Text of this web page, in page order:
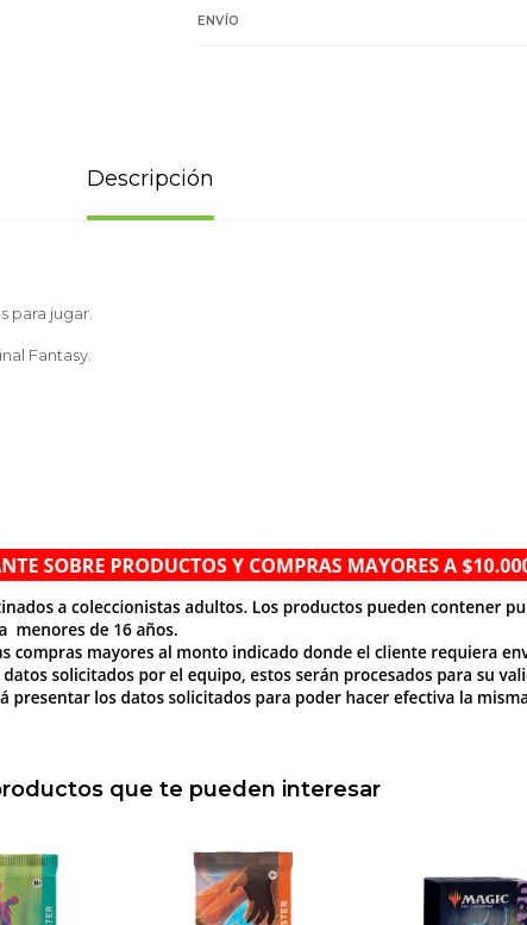
ENVÍO
Descripción
para jugar.
Fantasy.
que te pueden interesar